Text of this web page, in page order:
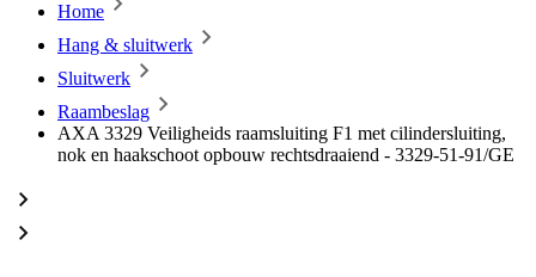
Home
Hang & sluitwerk
Sluitwerk
Raambeslag
AXA 3329 Veiligheids raamsluiting F1 met cilindersluiting,
nok en haakschoot opbouw rechtsdraaiend - 3329-51-91/GE